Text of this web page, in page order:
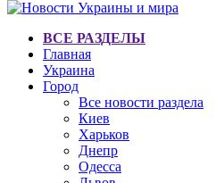
ВСЕ РАЗДЕЛЫ
Главная
Украина
Город
Все новости раздела
Киев
Харьков
Днепр
Одесса